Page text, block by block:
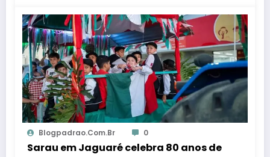
Blogpadrao.com.br 0
Sarau em Jaguaré celebra 80 anos de